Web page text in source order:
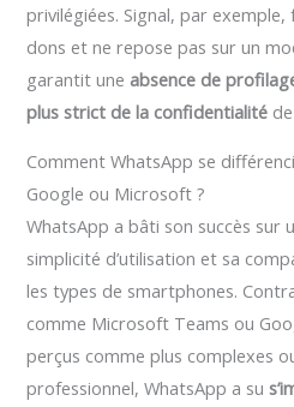
privilégiées. Signal, par
dons et ne repose pas sur un
garantit une absence de
plus strict de la confidentialité
Comment WhatsApp se
Google ou Microsoft ?
WhatsApp a bâti son succès sur
simplicité d’utilisation et sa
les types de smartphones.
comme Microsoft Teams ou
perçus comme plus complexes
professionnel, WhatsApp a su